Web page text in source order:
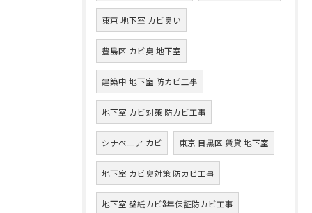
東京 地下室 カビ臭い
豊島区 カビ臭 地下室
建築中 地下室 防カビ工事
地下室 カビ対策 防カビ工事
シナベニア カビ 東京 目黒区 賃貸 地下室
地下室 カビ臭対策 防カビ工事
地下室 壁紙カビ3年保証防カビ工事